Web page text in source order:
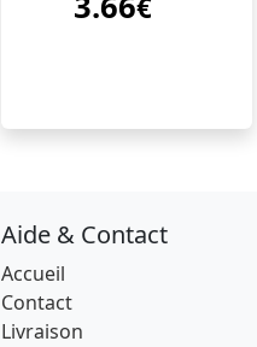
€
Aide & Contact
Accueil
Contact
Livraison